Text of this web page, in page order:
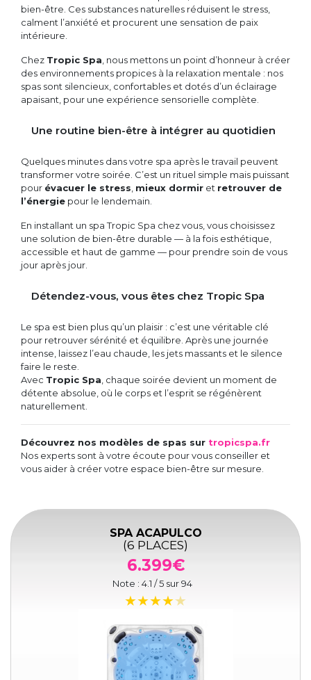
bien-être. Ces substances naturelles réduisent le stress,
calment l’anxiété et procurent une sensation de paix
intérieure.
Chez Tropic Spa , nous mettons un point d’honneur à créer
des environnements propices à la relaxation mentale : nos
spas sont silencieux, confortables et dotés d’un éclairage
apaisant, pour une expérience sensorielle complète.
Une routine bien-être à intégrer au quotidien
Quelques minutes dans votre spa après le travail peuvent
transformer votre soirée. C’est un rituel simple mais puissant
pour évacuer le stress mieux dormir et retrouver de
l’énergie pour le lendemain.
En installant un spa Tropic Spa chez vous, vous choisissez
une solution de bien-être durable — à la fois esthétique,
accessible et haut de gamme — pour prendre soin de vous
jour après jour.
Détendez-vous, vous êtes chez Tropic Spa
Le spa est bien plus qu’un plaisir : c’est une véritable clé
pour retrouver sérénité et équilibre. Après une journée
intense, laissez l’eau chaude, les jets massants et le silence
faire le reste.
Avec Tropic Spa , chaque soirée devient un moment de
détente absolue, où le corps et l’esprit se régénèrent
naturellement.
Découvrez nos modèles de spas sur tropicspa.fr
Nos experts sont à votre écoute pour vous conseiller et
vous aider à créer votre espace bien-être sur mesure.
SPA ACAPULCO
(6 PLACES)
6.399€
Note : 4.1 / 5 sur94